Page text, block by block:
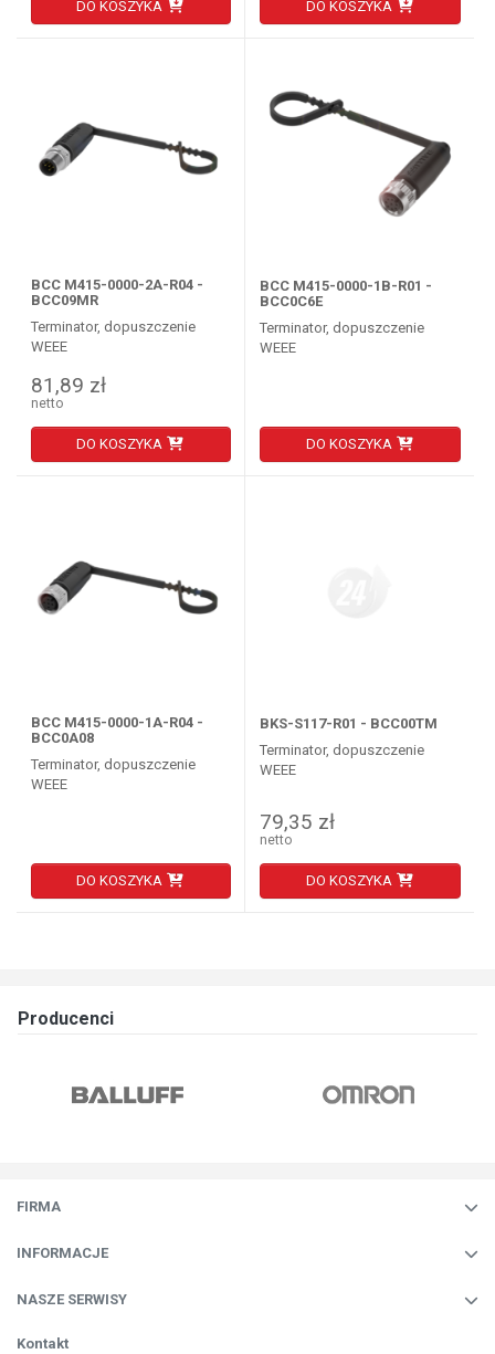
DO KOSZYKA DO KOSZYKA
BCC M415-0000-2A-R04 -
BCC09MR
Terminator, dopuszczenie
WEEE
81,89 zł
netto
DO KOSZYKA
BCC M415-0000-1B-R01 -
BCC0C6E
Terminator, dopuszczenie
WEEE
DO KOSZYKA
BCC M415-0000-1A-R04 -
BCC0A08
Terminator, dopuszczenie
WEEE
DO KOSZYKA
BKS-S117-R01 - BCC00TM
Terminator, dopuszczenie
WEEE
79,35 zł
netto
DO KOSZYKA
Producenci
FIRMA
INFORMACJE
NASZE SERWISY
Kontakt